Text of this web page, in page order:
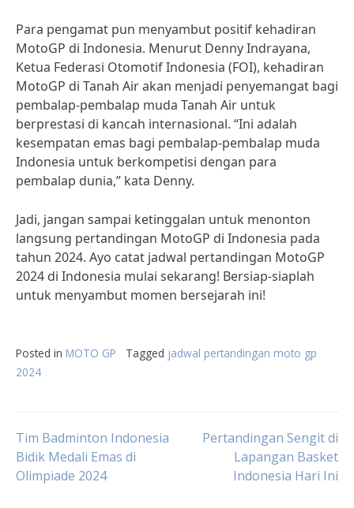
Para pengamat pun menyambut positif kehadiran
MotoGP di Indonesia. Menurut Denny Indrayana,
Ketua Federasi Otomotif Indonesia (FOI), kehadiran
MotoGP di Tanah Air akan menjadi penyemangat bagi
pembalap-pembalap muda Tanah Air untuk
berprestasi di kancah internasional. “Ini adalah
kesempatan emas bagi pembalap-pembalap muda
Indonesia untuk berkompetisi dengan para
pembalap dunia,” kata Denny.
Jadi, jangan sampai ketinggalan untuk menonton
langsung pertandingan MotoGP di Indonesia pada
tahun 2024. Ayo catat jadwal pertandingan MotoGP
2024 di Indonesia mulai sekarang! Bersiap-siaplah
untuk menyambut momen bersejarah ini!
Posted in MOTO GP Tagged jadwal pertandingan moto gp
2024
Post
navigation
Tim Badminton Indonesia
Bidik Medali Emas di
Olimpiade 2024
Pertandingan Sengit di
Lapangan Basket
Indonesia Hari Ini